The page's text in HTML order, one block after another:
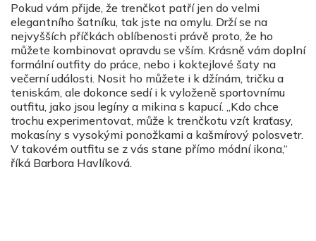
Pokud vám přijde, že trenčkot patří jen do velmi
elegantního šatníku, tak jste na omylu. Drží se na
nejvyšších příčkách oblíbenosti právě proto, že ho
můžete kombinovat opravdu se vším. Krásně vám doplní
formální outfity do práce, nebo i koktejlové šaty na
večerní události. Nosit ho můžete i k džínám, tričku a
teniskám, ale dokonce sedí i k vyloženě sportovnímu
outfitu, jako jsou legíny a mikina s kapucí. „Kdo chce
trochu experimentovat, může k trenčkotu vzít kraťasy,
mokasíny s vysokými ponožkami a kašmírový polosvetr.
V takovém outfitu se z vás stane přímo módní ikona,“
říká Barbora Havlíková.